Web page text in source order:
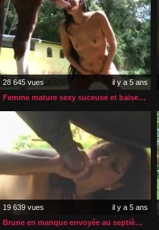
28 645 vues
il y a 5 ans
Femme mature sexy suceuse et baiseuse de bite de cheval
19 639 vues
il y a 5 ans
Brune en manque envoyée au septième ciel par son cheval